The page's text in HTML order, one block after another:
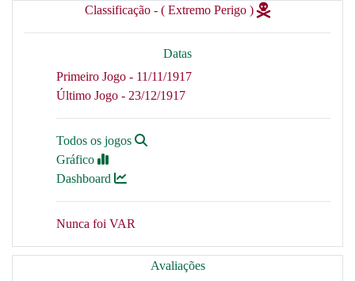
Classificação - ( Extremo Perigo )
Datas
Primeiro Jogo - 11/11/1917
Último Jogo - 23/12/1917
Todos os jogos
Gráfico
Dashboard
Nunca foi VAR
Avaliações